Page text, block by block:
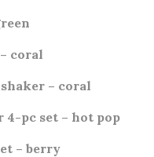
coral
– coral
4-pc set – hot pop
– berry